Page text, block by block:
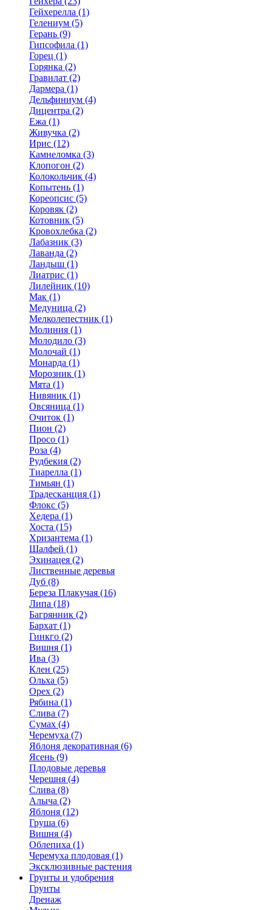
Гейхерелла (1)
Гелениум (5)
Герань (9)
Гипсофила (1)
Горец (1)
Горянка (2)
Гравилат (2)
Дармера (1)
Дельфиниум (4)
Дицентра (2)
Ежа (1)
Живучка (2)
Ирис (12)
Камнеломка (3)
Клопогон (2)
Колокольчик (4)
Копытень (1)
Кореопсис (5)
Коровяк (2)
Котовник (5)
Кровохлебка (2)
Лабазник (3)
Лаванда (2)
Ландыш (1)
Лиатрис (1)
Лилейник (10)
Мак (1)
Медуница (2)
Мелколепестник (1)
Молиния (1)
Молодило (3)
Молочай (1)
Монарда (1)
Морозник (1)
Мята (1)
Нивяник (1)
Овсяница (1)
Очиток (1)
Пион (2)
Просо (1)
Роза (4)
Рудбекия (2)
Тиарелла (1)
Тимьян (1)
Традесканция (1)
Флокс (5)
Хедера (1)
Хоста (15)
Хризантема (1)
Шалфей (1)
Эхинацея (2)
Лиственные деревья
Дуб (8)
Береза Плакучая (16)
Липа (18)
Багрянник (2)
Бархат (1)
Гинкго (2)
Вишня (1)
Ива (3)
Клен (25)
Ольха (5)
Орех (2)
Рябина (1)
Слива (7)
Сумах (4)
Черемуха (7)
Яблоня декоративная (6)
Ясень (9)
Плодовые деревья
Черешня (4)
Слива (8)
Алыча (2)
Яблоня (12)
Груша (6)
Вишня (4)
Облепиха (1)
Черемуха плодовая (1)
Эксклюзивные растения
Грунты и удобрения
Грунты
Дренаж